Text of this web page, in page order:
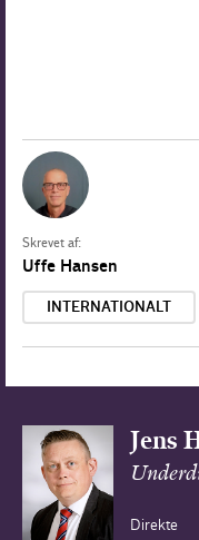
Skrevet af:
Uffe Hansen
INTERNATIONALT
Jens
Direkte